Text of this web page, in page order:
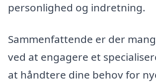
personlighed og indretning.
Sammenfattende er der
ved at engagere et
at håndtere dine behov for